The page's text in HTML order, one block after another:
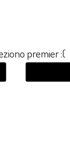
premier :(